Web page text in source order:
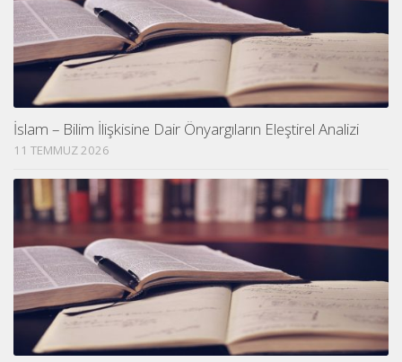
İslam – Bilim İlişkisine Dair Önyargıların Eleştirel Analizi
11 TEMMUZ 2026